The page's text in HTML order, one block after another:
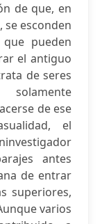
de que, en
esconden
pueden
el antiguo
de seres
solamente
de ese
el
antes
de entrar
superiores,
varios